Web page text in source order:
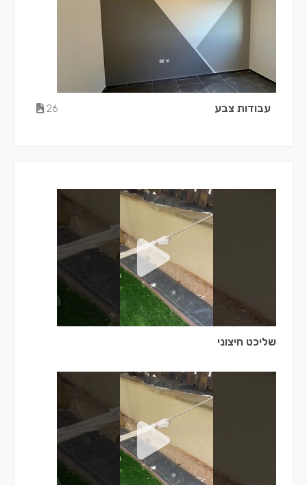
עבודות צבע 26
שליכט חיצוני